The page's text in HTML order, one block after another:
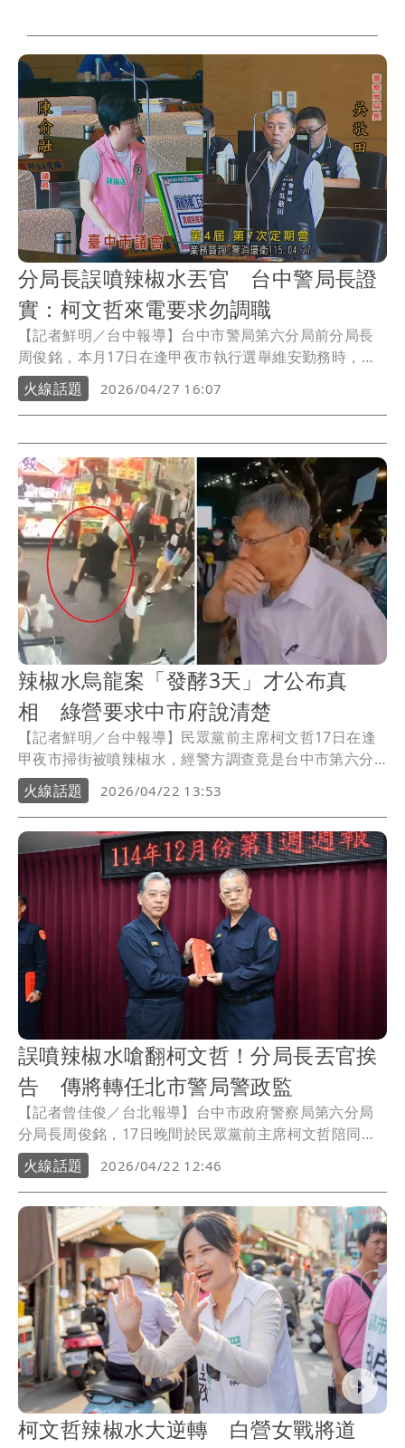
分局長誤噴辣椒水丟官 台中警局長證
實：柯文哲來電要求勿調職
【記者鮮明／台中報導】台中市警局第六分局前分局長
周俊銘，本月17日在逢甲夜市執行選舉維安勤務時，因
誤噴辣椒水造成民眾黨前主席柯文哲等人不適，因周俊
銘第一時間選擇隱瞞，遭到記過調職。台中市警局長吳
敬田今（27日）在議會證實，事後後柯文哲曾透過秘書4
度來電，要求不要將周俊銘調職。
火線話題 2026/04/27 16:07
辣椒水烏龍案「發酵3天」才公布真
相 綠營要求中市府說清楚
【記者鮮明／台中報導】民眾黨前主席柯文哲17日在逢
甲夜市掃街被噴辣椒水，經警方調查竟是台中市第六分
局長周俊銘「誤噴」。民進黨台中市議會黨團今（22）
日召開記者會，表示市警局早在18日下午就已掌握關鍵
證據，卻讓這起烏龍案錯假訊息發酵近3天演變成政治風
暴，直到20日下午才公布，「市府到底在掩飾什麼？」
火線話題 2026/04/22 13:53
誤噴辣椒水嗆翻柯文哲！分局長丟官挨
告 傳將轉任北市警局警政監
【記者曾佳俊／台北報導】台中市政府警察局第六分局
分局長周俊銘，17日晚間於民眾黨前主席柯文哲陪同該
黨議員參選人掃街期間，因辣椒水誤噴引發現場混亂，
不僅造成多名民眾不適，事件經調查後，周員已遭記過2
次並拔除主管職務，另依傷害罪函送法辦；而其最新動
向也傳出，周將北上轉任台北市政府警察局「警政監」
職務。
火線話題 2026/04/22 12:46
柯文哲辣椒水大逆轉 白營女戰將道